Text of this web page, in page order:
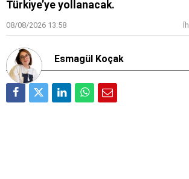
Türkiye’ye yollanacak.
08/08/2026 13:58
Esmagül Koçak